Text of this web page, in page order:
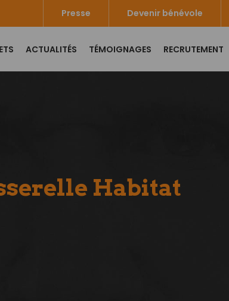
Presse Devenir bénévole
ACTUALITÉS TÉMOIGNAGES RECRUTEMENT
Habitat